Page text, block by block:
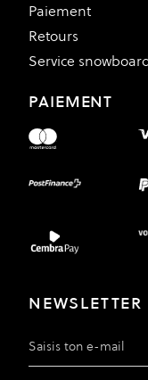
Paiement
Retours
Service
PAIEMENT
NEWSLETTER
Adresse e-mail